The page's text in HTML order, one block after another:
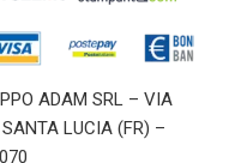
ADAM SRL – VIA
LUCIA (FR) –